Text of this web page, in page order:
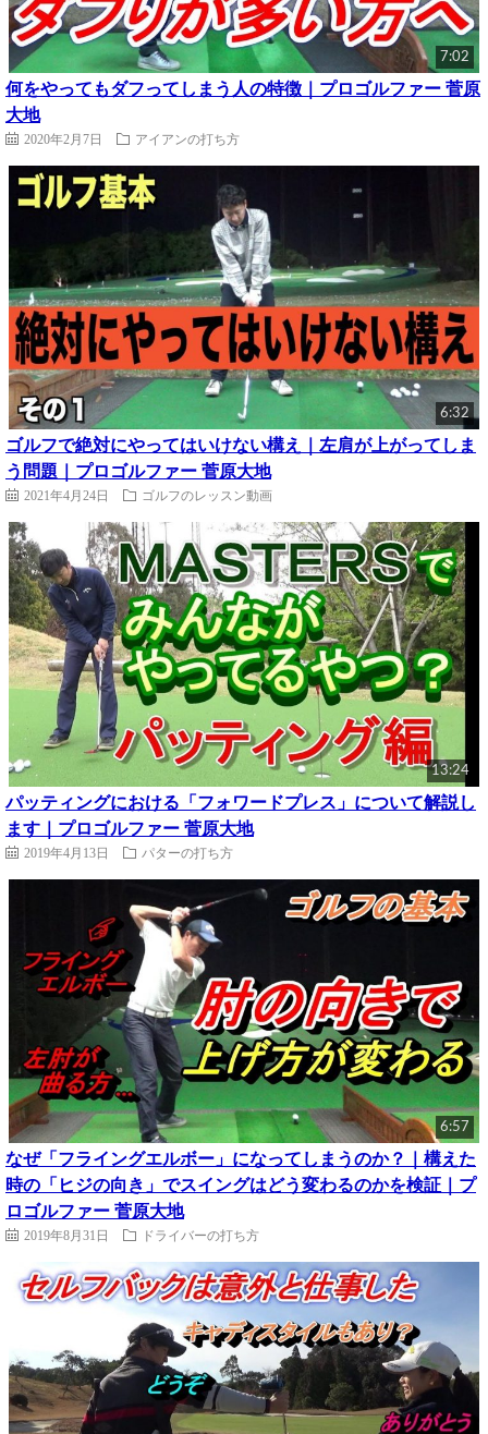
7:02
何をやってもダフってしまう人の特徴｜プロゴルファー 菅原
大地
2020年2月7日 アイアンの打ち方
6:32
ゴルフで絶対にやってはいけない構え｜左肩が上がってしま
う問題｜プロゴルファー 菅原大地
2021年4月24日 ゴルフのレッスン動画
13:24
パッティングにおける「フォワードプレス」について解説し
ます｜プロゴルファー 菅原大地
2019年4月13日 パターの打ち方
6:57
なぜ「フライングエルボー」になってしまうのか？｜構えた
時の「ヒジの向き」でスイングはどう変わるのかを検証｜プ
ロゴルファー 菅原大地
2019年8月31日 ドライバーの打ち方